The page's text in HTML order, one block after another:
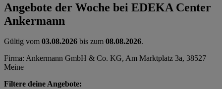
Angebote der Woche bei EDEKA Center
Ankermann
Gültig vom 03.08.2026 bis zum 08.08.2026.
Firma: Ankermann GmbH & Co. KG, Am Marktplatz 3a, 38527
Meine
Filtere deine Angebote: